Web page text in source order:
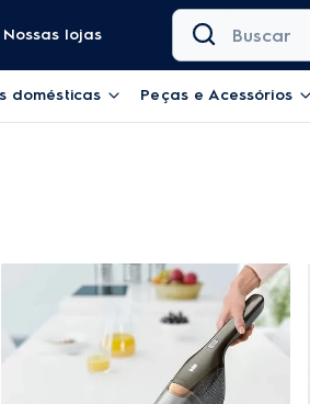
Nossas lojas
Buscar
domésticas Peças e Acessórios